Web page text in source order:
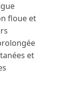
floue et
et